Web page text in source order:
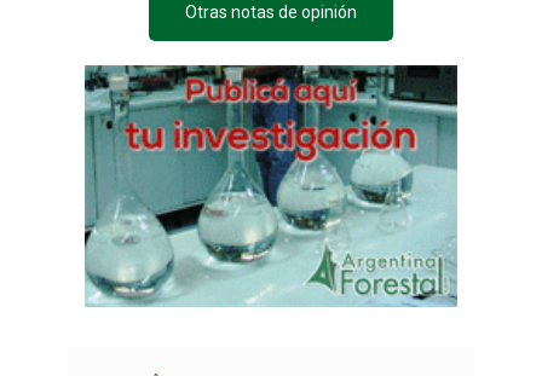
Otras notas de opinión